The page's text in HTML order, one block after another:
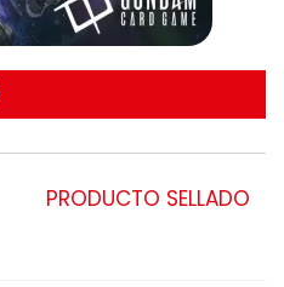
PRODUCTO SELLADO